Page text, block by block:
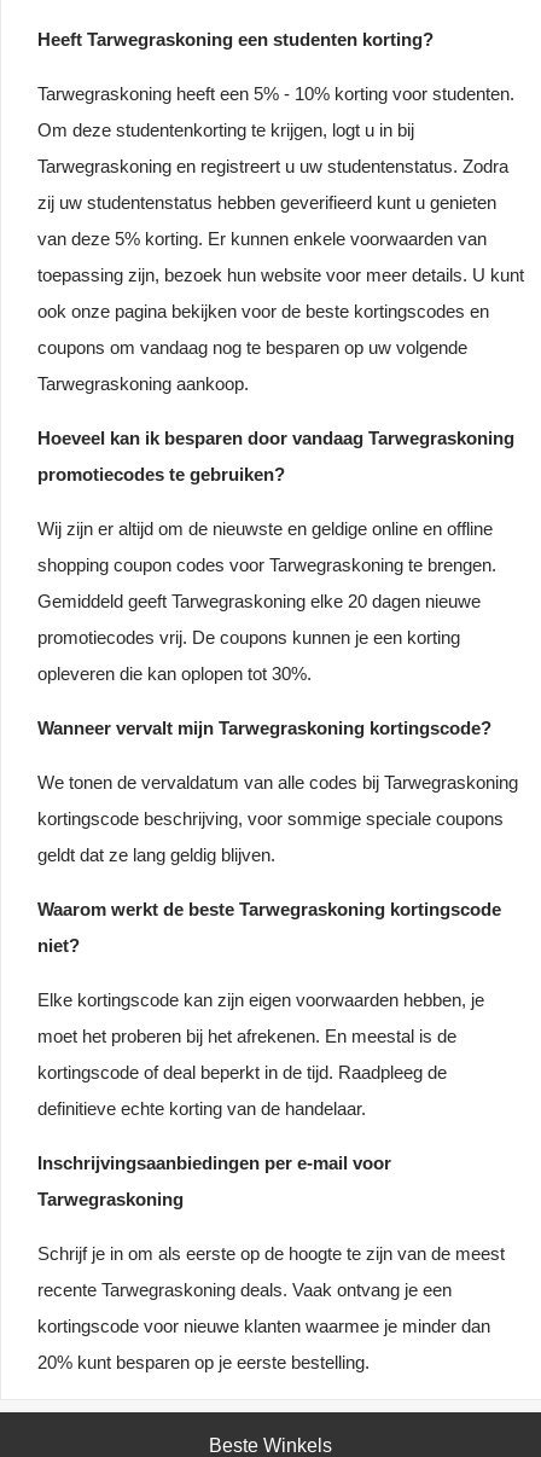
Heeft Tarwegraskoning een studenten korting?
Tarwegraskoning heeft een 5% - 10% korting voor studenten.
Om deze studentenkorting te krijgen, logt u in bij
Tarwegraskoning en registreert u uw studentenstatus. Zodra
zij uw studentenstatus hebben geverifieerd kunt u genieten
van deze 5% korting. Er kunnen enkele voorwaarden van
toepassing zijn, bezoek hun website voor meer details. U kunt
ook onze pagina bekijken voor de beste kortingscodes en
coupons om vandaag nog te besparen op uw volgende
Tarwegraskoning aankoop.
Hoeveel kan ik besparen door vandaag Tarwegraskoning
promotiecodes te gebruiken?
Wij zijn er altijd om de nieuwste en geldige online en offline
shopping coupon codes voor Tarwegraskoning te brengen.
Gemiddeld geeft Tarwegraskoning elke 20 dagen nieuwe
promotiecodes vrij. De coupons kunnen je een korting
opleveren die kan oplopen tot 30%.
Wanneer vervalt mijn Tarwegraskoning kortingscode?
We tonen de vervaldatum van alle codes bij Tarwegraskoning
kortingscode beschrijving, voor sommige speciale coupons
geldt dat ze lang geldig blijven.
Waarom werkt de beste Tarwegraskoning kortingscode
niet?
Elke kortingscode kan zijn eigen voorwaarden hebben, je
moet het proberen bij het afrekenen. En meestal is de
kortingscode of deal beperkt in de tijd. Raadpleeg de
definitieve echte korting van de handelaar.
Inschrijvingsaanbiedingen per e-mail voor
Tarwegraskoning
Schrijf je in om als eerste op de hoogte te zijn van de meest
recente Tarwegraskoning deals. Vaak ontvang je een
kortingscode voor nieuwe klanten waarmee je minder dan
20% kunt besparen op je eerste bestelling.
Beste Winkels